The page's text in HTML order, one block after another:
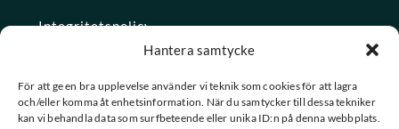
Hantera samtycke
För att ge en bra upplevelse använder vi teknik som cookies för att lagra
och/eller komma åt enhetsinformation. När du samtycker till dessa tekniker
kan vi behandla data som surfbeteende eller unika ID:n på denna webbplats.
Integritetspolicy
Konto